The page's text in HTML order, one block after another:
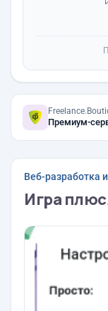
Премиум-
Веб-разработка
Игра